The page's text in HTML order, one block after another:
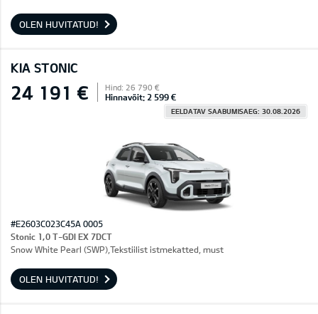
OLEN HUVITATUD!
KIA STONIC
24 191 € Hind: 26 790 €
Hinnavõit: 2 599 €
EELDATAV SAABUMISAEG: 30.08.2026
#E2603C023C45A 0005
Stonic 1,0 T-GDI EX 7DCT
Snow White Pearl (SWP),Tekstiilist istmekatted, must
OLEN HUVITATUD!